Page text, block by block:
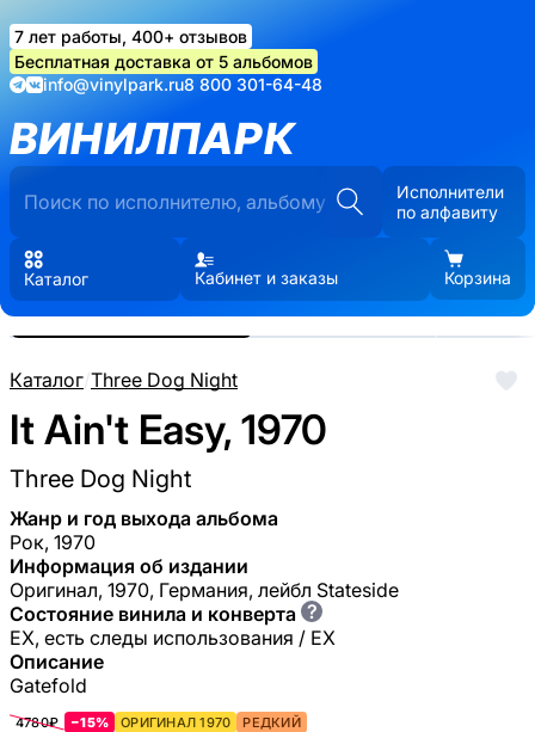
7 лет работы, 400+ отзывов
Бесплатная доставка от 5 альбомов
info@vinylpark.ru8 800 301-64-48
ВИНИЛПАРК
Исполнители
по алфавиту
Каталог Кабинет и заказы Корзина
Каталог/Three Dog Night
It Ain't Easy, 1970
Three Dog Night
Жанр и год выхода альбома
Рок, 1970
Информация об издании
Оригинал, 1970, Германия, лейбл Stateside
Состояние винила и конверта ?
EX, есть следы использования / EX
Описание
Gatefold
4780₽ −15% ОРИГИНАЛ 1970 РЕДКИЙ
Реальные фото пластинки.
Нажмите, чтобы увеличить